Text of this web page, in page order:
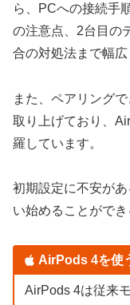
ら、PCへの接続手
の注意点、2台目の
合の対処法まで幅広
また、ペアリング
取り上げており、
羅しています。
初期設定に不安が
い始めることができ
AirPods 4を使
AirPods 4は従来